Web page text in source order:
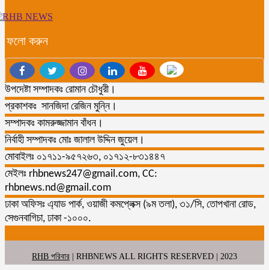
ফলো করুন
উপদেষ্টা সম্পাদকঃ রোমান চৌধুরী।
প্রকাশকঃ সানজিদা রেজিন মুন্নি।
সম্পাদকঃ কামরুজ্জামান বাঁধন।
নির্বাহী সম্পাদকঃ মোঃ জালাল উদ্দিন জুয়েল।
মোবাইলঃ ০১৭১১-৯৫৭২৬৩, ০১৭১২-৮৩১৪৪৭
মেইলঃ rhbnews247@gmail.com, CC:
rhbnews.nd@gmail.com
ঢাকা অফিসঃ এ্যাড পার্ক, ওয়াজী কমপ্লেক্স (৯ম তলা), ৩১/সি, তোপখানা রোড,
সেগুনবাগিচা, ঢাকা -১০০০.
RHB পরিবার | RHBNEWS ALL RIGHTS RESERVED | 2023